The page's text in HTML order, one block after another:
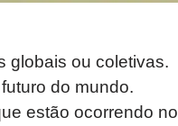
globais ou coletivas.
do mundo.
estão ocorrendo no